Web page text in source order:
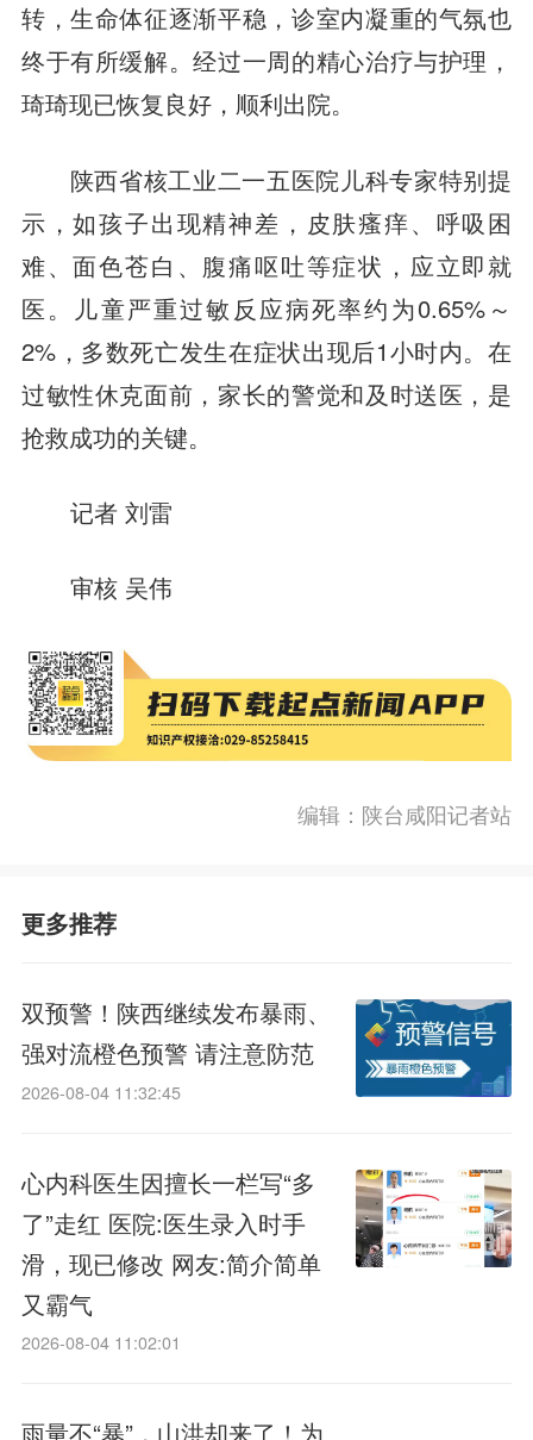
转，生命体征逐渐平稳，诊室内凝重的气氛也
终于有所缓解。经过一周的精心治疗与护理，
琦琦现已恢复良好，顺利出院。
陕西省核工业二一五医院儿科专家特别提
示，如孩子出现精神差，皮肤瘙痒、呼吸困
难、面色苍白、腹痛呕吐等症状，应立即就
医。儿童严重过敏反应病死率约为0.65%～
2%，多数死亡发生在症状出现后1小时内。在
过敏性休克面前，家长的警觉和及时送医，是
抢救成功的关键。
记者 刘雷
审核 吴伟
编辑：陕台咸阳记者站
更多推荐
双预警！陕西继续发布暴雨、
强对流橙色预警 请注意防范
2026-08-04 11:32:45
心内科医生因擅长一栏写“多
了”走红 医院:医生录入时手
滑，现已修改 网友:简介简单
又霸气
2026-08-04 11:02:01
雨量不“暴”，山洪却来了！为